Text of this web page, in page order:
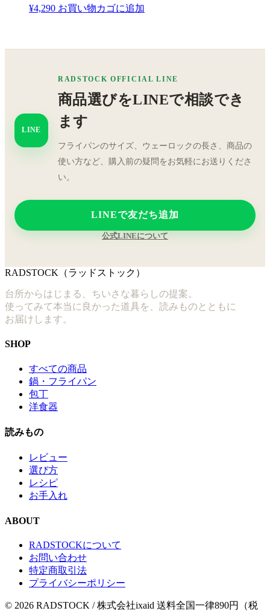
¥4,290 お買い物カゴに追加
LINE
RADSTOCK OFFICIAL LINE
商品選びをLINEで相談でき
ます
フライパンのサイズ、ウェーロックの長さ、商品の
使い方など、購入前の疑問をお気軽にお送りくださ
い。
LINEで友だち追加
公式LINEについて
RADSTOCK（ラッドストック）
台所からはじまる、ちいさな暮らしの提案。
使ってみて本当に良かった道具を、読みものとともに
お届けします。
SHOP
すべての商品
鍋・フライパン
包丁
洋食器
読みもの
レビュー
選び方
レシピ
お手入れ
ABOUT
RADSTOCKについて
お問い合わせ
特定商取引法
プライバシーポリシー
© 2026 RADSTOCK / 株式会社ixaid 送料全国一律890円（税